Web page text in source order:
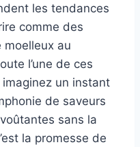
les tendances
comme des
moelleux au
l’une de ces
un instant
de saveurs
sans la
la promesse de